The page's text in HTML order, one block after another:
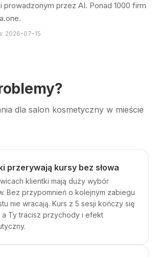
prowadzonym przez AI. Ponad 1000 firm
2026-07-15
dla salon kosmetyczny w mieście
przerywają kursy bez słowa
klientki mają duży wybór
Bez przypomnień o kolejnym zabiegu
nie wracają. Kurs z 5 sesji kończy się
Ty tracisz przychody i efekt